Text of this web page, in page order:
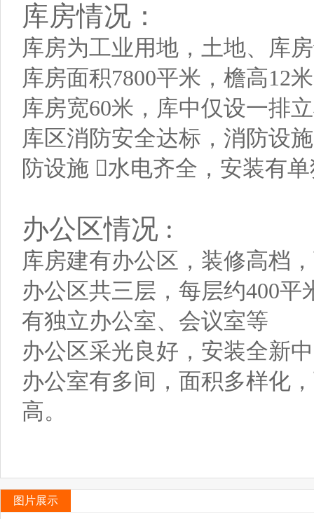
库房情况：
库房为工业用地，土地、库
库房面积7800平米，檐高12
库房宽60米，库中仅设一排
库区消防安全达标，消防设
防设施 水电齐全，安装有
办公区情况 :
库房建有办公区，装修高档
办公区共三层，每层约400
有独立办公室、会议室等
办公区采光良好，安装全新
办公室有多间，面积多样化
高。
图片展示